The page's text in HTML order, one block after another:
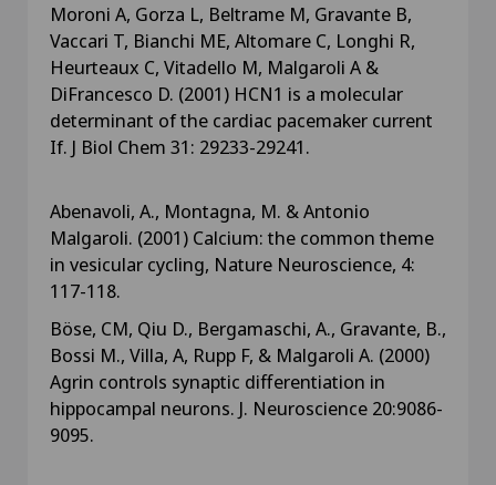
Moroni A, Gorza L, Beltrame M, Gravante B,
Vaccari T, Bianchi ME, Altomare C, Longhi R,
Heurteaux C, Vitadello M, Malgaroli A &
DiFrancesco D. (2001) HCN1 is a molecular
determinant of the cardiac pacemaker current
If. J Biol Chem 31: 29233-29241.
Abenavoli, A., Montagna, M. & Antonio
Malgaroli. (2001) Calcium: the common theme
in vesicular cycling, Nature Neuroscience, 4:
117-118.
Böse, CM, Qiu D., Bergamaschi, A., Gravante, B.,
Bossi M., Villa, A, Rupp F, & Malgaroli A. (2000)
Agrin controls synaptic differentiation in
hippocampal neurons. J. Neuroscience 20:9086-
9095.